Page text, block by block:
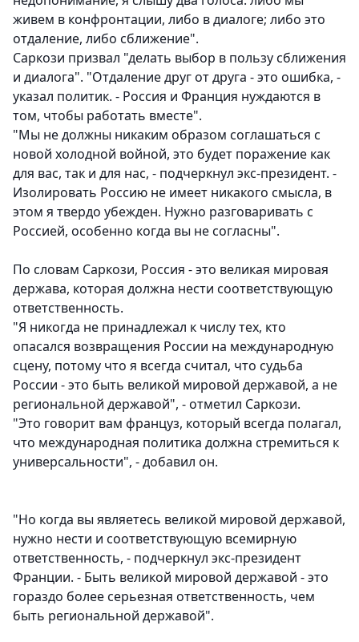
живем в конфронтации, либо в диалоге; либо это
отдаление, либо сближение".
Саркози призвал "делать выбор в пользу сближения
и диалога". "Отдаление друг от друга - это ошибка, -
указал политик. - Россия и Франция нуждаются в
том, чтобы работать вместе".
"Мы не должны никаким образом соглашаться с
новой холодной войной, это будет поражение как
для вас, так и для нас, - подчеркнул экс-президент. -
Изолировать Россию не имеет никакого смысла, в
этом я твердо убежден. Нужно разговаривать с
Россией, особенно когда вы не согласны".
По словам Саркози, Россия - это великая мировая
держава, которая должна нести соответствующую
ответственность.
"Я никогда не принадлежал к числу тех, кто
опасался возвращения России на международную
сцену, потому что я всегда считал, что судьба
России - это быть великой мировой державой, а не
региональной державой", - отметил Саркози.
"Это говорит вам француз, который всегда полагал,
что международная политика должна стремиться к
универсальности", - добавил он.
"Но когда вы являетесь великой мировой державой,
нужно нести и соответствующую всемирную
ответственность, - подчеркнул экс-президент
Франции. - Быть великой мировой державой - это
гораздо более серьезная ответственность, чем
быть региональной державой".